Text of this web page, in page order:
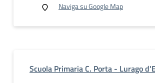
Naviga su Google Map
Scuola Primaria C. Porta - Lurago